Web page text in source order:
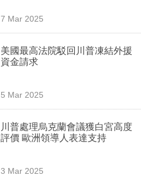
7 Mar 2025
美國最高法院駁回川普凍結外援
資金請求
5 Mar 2025
川普處理烏克蘭會議獲白宮高度
評價 歐洲領導人表達支持
3 Mar 2025